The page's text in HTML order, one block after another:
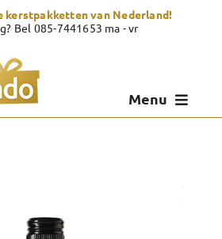
kerstpakketten van Nederland!
Bel 085-7441653 ma - vr
Menu